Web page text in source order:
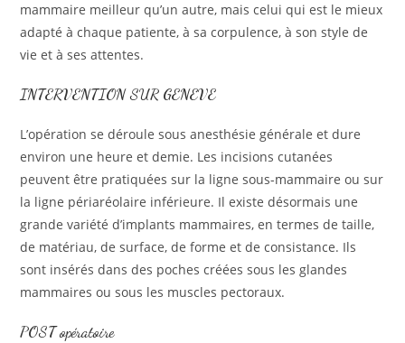
mammaire meilleur qu’un autre, mais celui qui est le mieux
adapté à chaque patiente, à sa corpulence, à son style de
vie et à ses attentes.
INTERVENTION SUR GENEVE
L’opération se déroule sous anesthésie générale et dure
environ une heure et demie. Les incisions cutanées
peuvent être pratiquées sur la ligne sous-mammaire ou sur
la ligne périaréolaire inférieure. Il existe désormais une
grande variété d’implants mammaires, en termes de taille,
de matériau, de surface, de forme et de consistance. Ils
sont insérés dans des poches créées sous les glandes
mammaires ou sous les muscles pectoraux.
POST opératoire